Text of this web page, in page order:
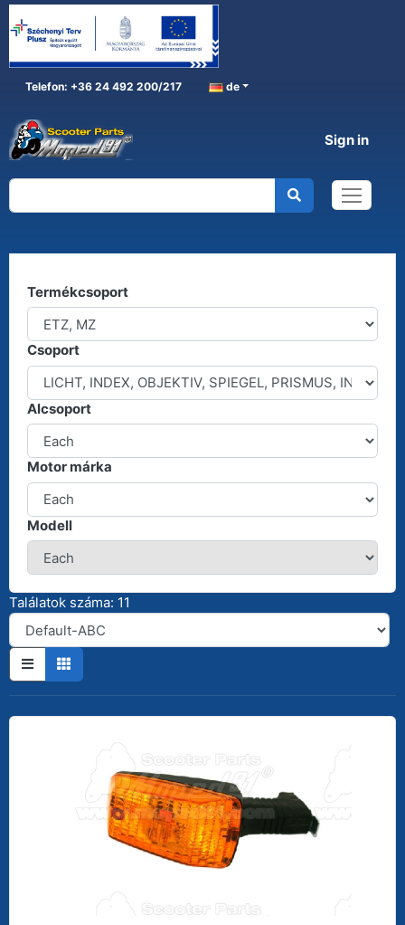
Telefon: +36 24 492 200/217 de
Sign in
ETZ, MZ
Termékcsoport
Csoport
Alcsoport
Motor márka
Modell
Találatok száma: 11